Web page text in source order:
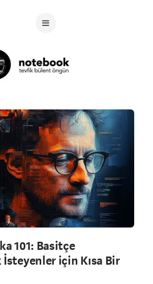
101: Basitçe
için Kısa Bir